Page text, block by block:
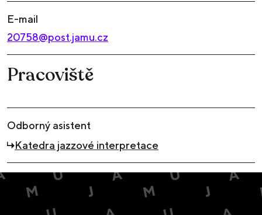
E-mail
20758@post.jamu.cz
Pracoviště
Odborný asistent
Katedra jazzové interpretace